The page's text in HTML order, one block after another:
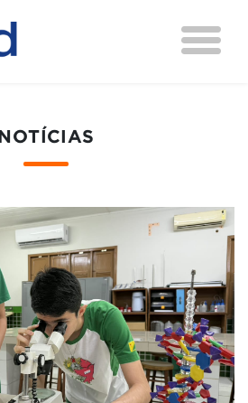
NOTÍCIAS